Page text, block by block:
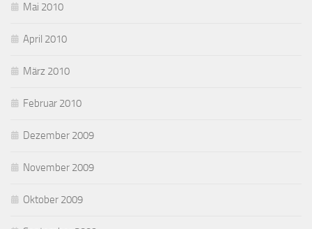
Mai 2010
April 2010
März 2010
Februar 2010
Dezember 2009
November 2009
Oktober 2009